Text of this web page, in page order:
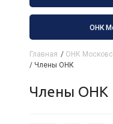
ОНК
Главная / ОНК
/ Члены ОНК
Члены ОНК